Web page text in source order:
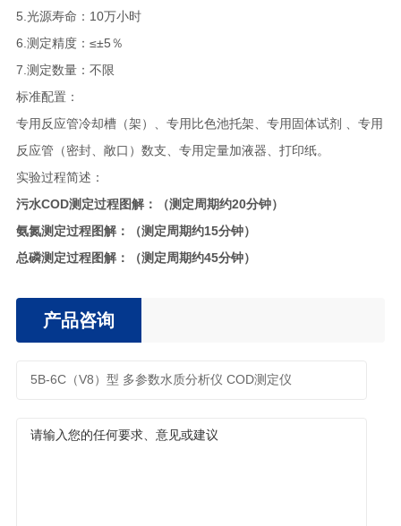
5.光源寿命：10万小时
6.测定精度：≤±5％
7.测定数量：不限
标准配置：
专用反应管冷却槽（架）、专用比色池托架、专用固体试剂 、专用
反应管（密封、敞口）数支、专用定量加液器、打印纸。
实验过程简述：
污水COD测定过程图解：（测定周期约20分钟）
氨氮测定过程图解：（测定周期约15分钟）
总磷测定过程图解：（测定周期约45分钟）
产品咨询